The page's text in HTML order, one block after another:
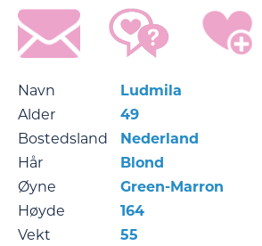
Navn
Ludmila
Alder
49
Bostedsland
Nederland
Hår
Blond
Øyne
Green-Marron
Høyde
164
Vekt
55